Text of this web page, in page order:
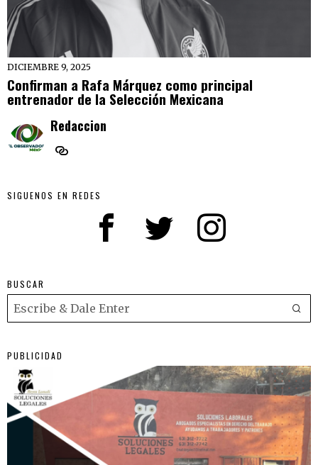
DICIEMBRE 9, 2025
Confirman a Rafa Márquez como principal
entrenador de la Selección Mexicana
Redaccion
SIGUENOS EN REDES
BUSCAR
PUBLICIDAD